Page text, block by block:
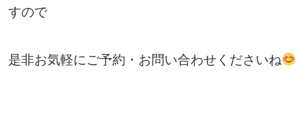
すので
是非お気軽にご予約・お問い合わせくださいね